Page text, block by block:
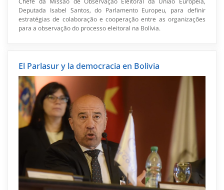
Deputada Isabel Santos, do Parlamento Europeu, para definir
estratégias de colaboração e cooperação entre as organizações
para a observação do processo eleitoral na Bolívia.
El Parlasur y la democracia en Bolivia